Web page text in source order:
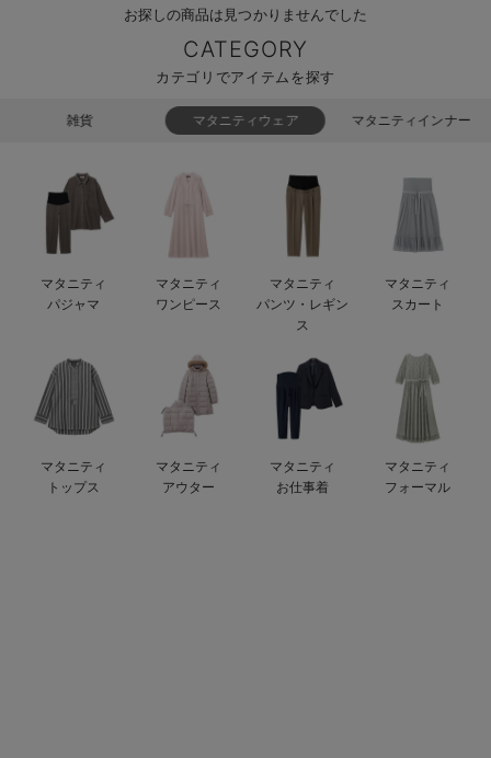
骨盤・マタニティベルト （妊娠中・産後）
マタニティ 腹巻き
【アウトレット】ベビー
ブラトップ
快適機能ウェア特集 トップス
快適機能ウェア特集 ボトムス
快適機能ウェア特集 パジャマ
安心の日本製。先輩ママが買ってよかった！本当に必要な出産準備品
ハレの日に着るANGELIEBEのセレモニー
買って正解！高評価レビューアイテム
インナー
ベビー
MAX55%OFF ブラックフ
王道シンプル派
カジュアル
あったかアイテム｜
男の子におススメの
もらって嬉しいギフト
何枚あっても嬉しい
長く使えるアイテム
お部屋映えアイテム
カップ付きインナー
裏起毛素材
お探しの商品は見つかりませんでした
CATEGORY
カテゴリでアイテムを探す
雑貨 マタニティウェア マタニティインナー
マタニティ
パジャマ
マタニティ
ワンピース
マタニティ
パンツ・レギン
ス
マタニティ
スカート
マタニティ
トップス
マタニティ
アウター
マタニティ
お仕事着
マタニティ
フォーマル